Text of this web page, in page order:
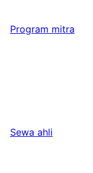
Program mitra
Sewa ahli